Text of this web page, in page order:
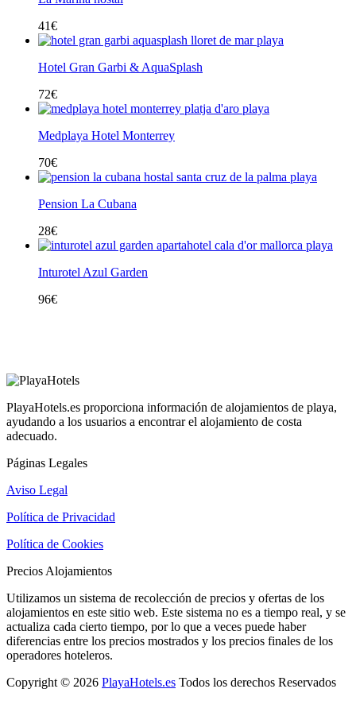
41€
Hotel Gran Garbi & AquaSplash
72€
Medplaya Hotel Monterrey
70€
Pension La Cubana
28€
Inturotel Azul Garden
96€
PlayaHotels.es proporciona información de alojamientos de playa,
ayudando a los usuarios a encontrar el alojamiento de costa
adecuado.
Páginas Legales
Aviso Legal
Política de Privacidad
Política de Cookies
Precios Alojamientos
Utilizamos un sistema de recolección de precios y ofertas de los
alojamientos en este sitio web. Este sistema no es a tiempo real, y se
actualiza cada cierto tiempo, por lo que a veces puede haber
diferencias entre los precios mostrados y los precios finales de los
operadores hoteleros.
Copyright © 2026 PlayaHotels.es Todos los derechos Reservados